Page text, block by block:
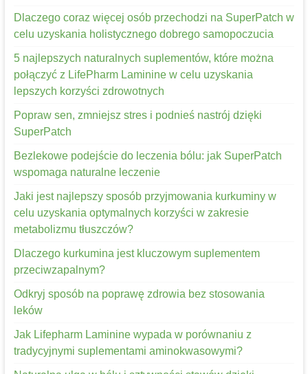
Dlaczego coraz więcej osób przechodzi na SuperPatch w
celu uzyskania holistycznego dobrego samopoczucia
5 najlepszych naturalnych suplementów, które można
połączyć z LifePharm Laminine w celu uzyskania
lepszych korzyści zdrowotnych
Popraw sen, zmniejsz stres i podnieś nastrój dzięki
SuperPatch
Bezlekowe podejście do leczenia bólu: jak SuperPatch
wspomaga naturalne leczenie
Jaki jest najlepszy sposób przyjmowania kurkuminy w
celu uzyskania optymalnych korzyści w zakresie
metabolizmu tłuszczów?
Dlaczego kurkumina jest kluczowym suplementem
przeciwzapalnym?
Odkryj sposób na poprawę zdrowia bez stosowania
leków
Jak Lifepharm Laminine wypada w porównaniu z
tradycyjnymi suplementami aminokwasowymi?